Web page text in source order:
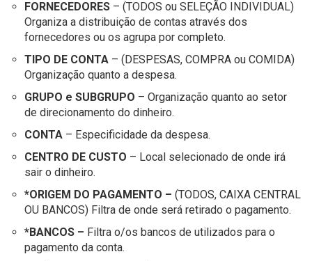
FORNECEDORES – (TODOS ou SELEÇÃO INDIVIDUAL)
Organiza a distribuição de contas através dos
fornecedores ou os agrupa por completo.
TIPO DE CONTA – (DESPESAS, COMPRA ou COMIDA)
Organização quanto a despesa.
GRUPO e SUBGRUPO – Organização quanto ao setor
de direcionamento do dinheiro.
CONTA – Especificidade da despesa.
CENTRO DE CUSTO – Local selecionado de onde irá
sair o dinheiro.
*ORIGEM DO PAGAMENTO – (TODOS, CAIXA CENTRAL
OU BANCOS) Filtra de onde será retirado o pagamento.
*BANCOS – Filtra o/os bancos de utilizados para o
pagamento da conta.